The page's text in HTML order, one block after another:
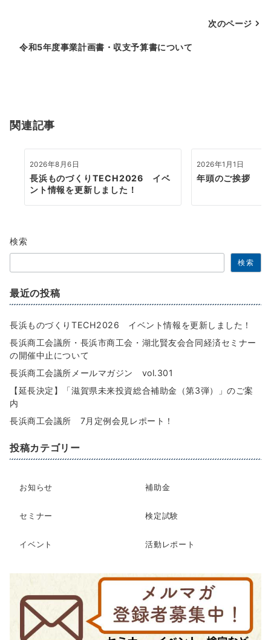
ゲ
ン
次のページ
令和5年度事業計画書・収支予算書について
関連記事
2026年8月6日
長浜ものづくりTECH2026 イベ
ント情報を更新しました！
2026年1月1日
年頭のご挨拶
検索
検索
最近の投稿
長浜ものづくりTECH2026 イベント情報を更新しました！
長浜商工会議所・長浜市商工会・湖北賢友会合同経済セミナー
の開催中止について
長浜商工会議所メールマガジン vol.301
【延長決定】「滋賀県未来投資総合補助金（第3弾）」のご案
内
長浜商工会議所 7月定例会見レポート！
投稿カテゴリー
お知らせ 補助金
セミナー 検定試験
イベント 活動レポート